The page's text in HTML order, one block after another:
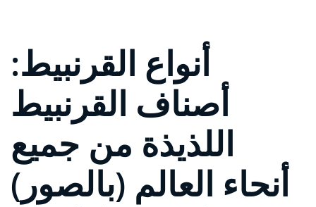
أنواع القرنبيط:
أصناف القرنبيط
اللذيذة من جميع
أنحاء العالم (بالصور)